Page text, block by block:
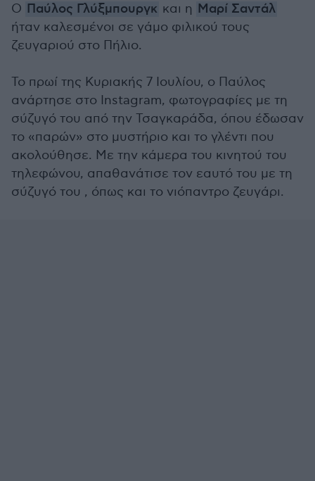
Ο Παύλος Γλύξμπουργκ και η Μαρί Σαντάλ
ήταν καλεσμένοι σε γάμο φιλικού τους
ζευγαριού στο Πήλιο.
Το πρωί της Κυριακής 7 Ιουλίου, ο Παύλος
ανάρτησε στο Instagram, φωτογραφίες με τη
σύζυγό του από την Τσαγκαράδα, όπου έδωσαν
το «παρών» στο μυστήριο και το γλέντι που
ακολούθησε. Με την κάμερα του κινητού του
τηλεφώνου, απαθανάτισε τον εαυτό του με τη
σύζυγό του , όπως και το νιόπαντρο ζευγάρι.